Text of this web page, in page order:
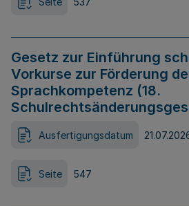
Gesetz zur Einführung
Vorkurse zur Förderung
Sprachkompetenz (18.
Ausfertigungsdatum
Seite 547